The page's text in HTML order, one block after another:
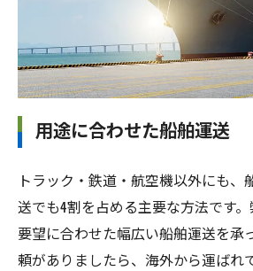
用途に合わせた船舶運送
トラック・鉄道・航空機以外にも、
送でも4割を占める主要な方法です
要望に合わせた幅広い船舶運送を承
頼がありましたら、海外から運ばれ